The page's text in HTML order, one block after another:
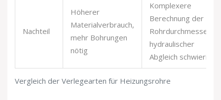
Vergleich der Verlegearten für Heizungsrohre
Nachteil
Höherer
Materialverbrauch,
mehr Bohrungen
nötig
Komplexere
Berechnung der
Rohrdurchmesser,
hydraulischer
Abgleich schwierig